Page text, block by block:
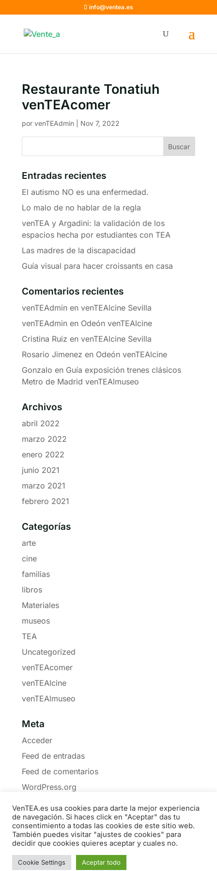
info@ventea.es
Restaurante Tonatiuh
venTEAcomer
por venTEAdmin| Nov 7, 2022
Entradas recientes
El autismo NO es una enfermedad.
Lo malo de no hablar de la regla
venTEA y Argadini: la validación de los
espacios hecha por estudiantes con TEA
Las madres de la discapacidad
Guía visual para hacer croissants en casa
Comentarios recientes
venTEAdminen venTEAlcine Sevilla
venTEAdminen Odeón venTEAlcine
Cristina Ruiz en venTEAlcine Sevilla
Rosario Jimenez en Odeón venTEAlcine
Gonzalo en Guía exposición trenes clásicos
Metro de Madrid venTEAlmuseo
Archivos
abril 2022
marzo 2022
enero 2022
junio 2021
marzo 2021
febrero 2021
Categorías
arte
cine
familias
libros
Materiales
museos
TEA
Uncategorized
venTEAcomer
venTEAlcine
venTEAlmuseo
Meta
Acceder
Feed de entradas
Feed de comentarios
WordPress.org
Política de Cookies Privacidad
Boletín
Medios
Contacto Materiales Libros
VenTEA.es usa cookies para darte la mejor experiencia
de navegación. Si haces click en "Aceptar" das tu
consentimiento a todas las cookies de este sitio web.
También puedes visitar "ajustes de cookies" para
decidir que cookies quieres aceptar y cuales no.
Cookie Settings Aceptar todo